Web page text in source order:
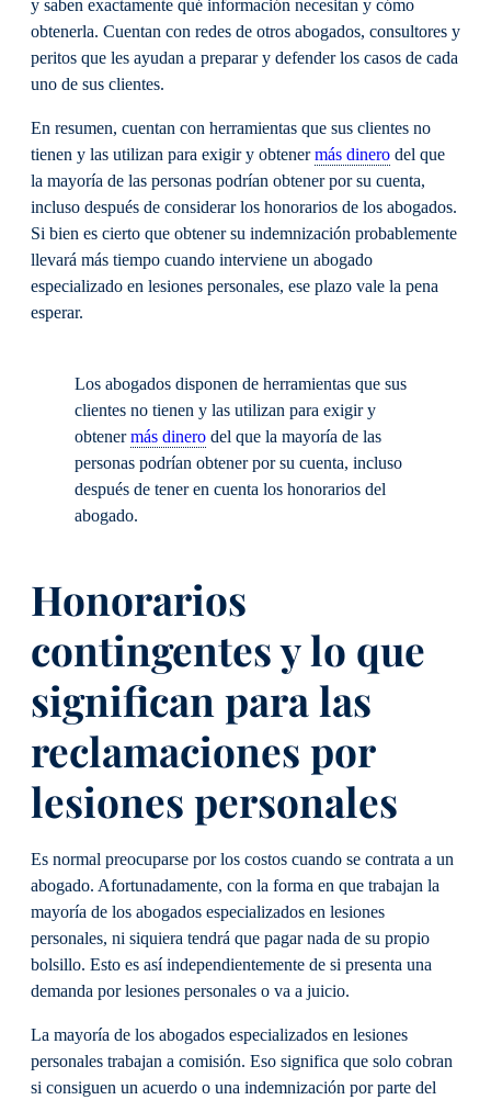
y saben exactamente qué información necesitan y cómo
obtenerla. Cuentan con redes de otros abogados, consultores y
peritos que les ayudan a preparar y defender los casos de cada
uno de sus clientes.
En resumen, cuentan con herramientas que sus clientes no
tienen y las utilizan para exigir y obtenermás dinero del que
la mayoría de las personas podrían obtener por su cuenta,
incluso después de considerar los honorarios de los abogados.
Si bien es cierto que obtener su indemnización probablemente
llevará más tiempo cuando interviene un abogado
especializado en lesiones personales, ese plazo vale la pena
esperar.
Los abogados disponen de herramientas que sus
clientes no tienen y las utilizan para exigir y
obtenermás dinero del que la mayoría de las
personas podrían obtener por su cuenta, incluso
después de tener en cuenta los honorarios del
abogado.
Honorarios
contingentes y lo que
significan para las
reclamaciones por
lesiones personales
Es normal preocuparse por los costos cuando se contrata a un
abogado. Afortunadamente, con la forma en que trabajan la
mayoría de los abogados especializados en lesiones
personales, ni siquiera tendrá que pagar nada de su propio
bolsillo. Esto es así independientemente de si presenta una
demanda por lesiones personales o va a juicio.
La mayoría de los abogados especializados en lesiones
personales trabajan a comisión. Eso significa que solo cobran
si consiguen un acuerdo o una indemnización por parte del